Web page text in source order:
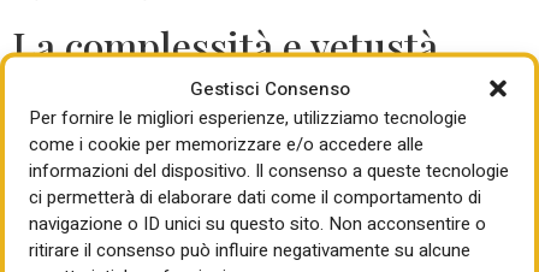
Gestisci Consenso
Per fornire le migliori esperienze, utilizziamo tecnologie
come i cookie per memorizzare e/o accedere alle
informazioni del dispositivo. Il consenso a queste tecnologie
ci permetterà di elaborare dati come il comportamento di
navigazione o ID unici su questo sito. Non acconsentire o
ritirare il consenso può influire negativamente su alcune
La complessità e vetustà
La rete autostradale italiana, lunga circa 7mila chilometri, è
“caratterizzata da un altro grado di complessità e vetustà
in confronto a quelle dei principali Paesi europei”, spiega la
società di ricerca sottolineano che se negli anni Venti il
nucleo originale era pari a 260 km, negli anni Sessanta si è